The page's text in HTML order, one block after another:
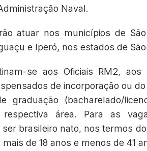
Naval.
atuar nos municípios de
e Iperó, nos estados de
se aos Oficiais RM2, aos
de incorporação ou
graduação (bacharelado/
área. Para as
brasileiro nato, nos termos
mais de 18 anos e menos de 41